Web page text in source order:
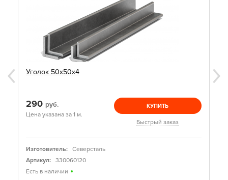
Уголок 50х50х4
290 руб.
Цена указана за 1 м.
КУПИТЬ
Быстрый заказ
Изготовитель:
Северсталь
Артикул:
330060120
Есть в наличии